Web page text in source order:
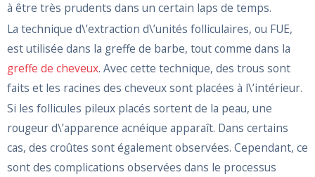
à être très prudents dans un certain laps de temps.
La technique d\’extraction d\’unités folliculaires, ou FUE,
est utilisée dans la greffe de barbe, tout comme dans la
greffe de cheveux. Avec cette technique, des trous sont
faits et les racines des cheveux sont placées à l\’intérieur.
Si les follicules pileux placés sortent de la peau, une
rougeur d\’apparence acnéique apparaît. Dans certains
cas, des croûtes sont également observées. Cependant, ce
sont des complications observées dans le processus